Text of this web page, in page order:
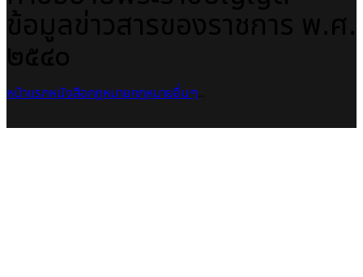
หน้าแรกหนังสือกฎหมายกฎหมายอื่นๆ